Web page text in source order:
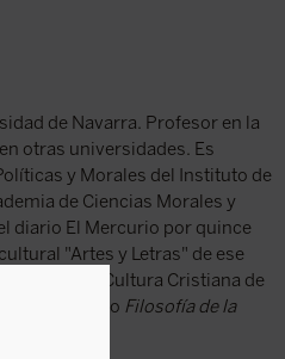
de Navarra. Profesor en la
otras universidades. Es
y Morales del Instituto de
de Ciencias Morales y
diario El Mercurio por quince
"Artes y Letras" de ese
y Cultura Cristiana de
publicado Filosofía de la